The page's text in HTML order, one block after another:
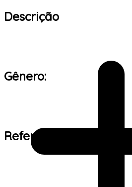
Descrição
Gênero:
Referência de tamanho: